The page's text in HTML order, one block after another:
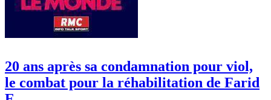
20 ans après sa condamnation pour viol,
le combat pour la réhabilitation de Farid